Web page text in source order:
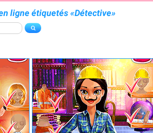
ligne étiquetés «Détective»